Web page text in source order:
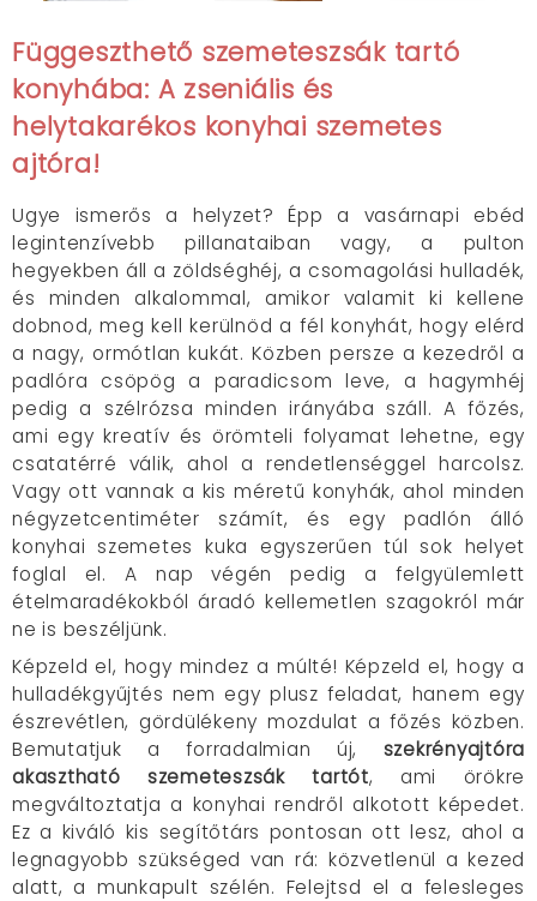
Függeszthető szemeteszsák tartó
konyhába: A zseniális és
helytakarékos konyhai szemetes
ajtóra!
Ugye ismerős a helyzet? Épp a vasárnapi ebéd
legintenzívebb pillanataiban vagy, a pulton
hegyekben áll a zöldséghéj, a csomagolási hulladék,
és minden alkalommal, amikor valamit ki kellene
dobnod, meg kell kerülnöd a fél konyhát, hogy elérd
a nagy, ormótlan kukát. Közben persze a kezedről a
padlóra csöpög a paradicsom leve, a hagymhéj
pedig a szélrózsa minden irányába száll. A főzés,
ami egy kreatív és örömteli folyamat lehetne, egy
csatatérré válik, ahol a rendetlenséggel harcolsz.
Vagy ott vannak a kis méretű konyhák, ahol minden
négyzetcentiméter számít, és egy padlón álló
konyhai szemetes kuka egyszerűen túl sok helyet
foglal el. A nap végén pedig a felgyülemlett
ételmaradékokból áradó kellemetlen szagokról már
ne is beszéljünk.
Képzeld el, hogy mindez a múlté! Képzeld el, hogy a
hulladékgyűjtés nem egy plusz feladat, hanem egy
észrevétlen, gördülékeny mozdulat a főzés közben.
Bemutatjuk a forradalmian új, szekrényajtóra
akasztható szemeteszsák tartót, ami örökre
megváltoztatja a konyhai rendről alkotott képedet.
Ez a kiváló kis segítőtárs pontosan ott lesz, ahol a
legnagyobb szükséged van rá: közvetlenül a kezed
alatt, a munkapult szélén. Felejtsd el a felesleges